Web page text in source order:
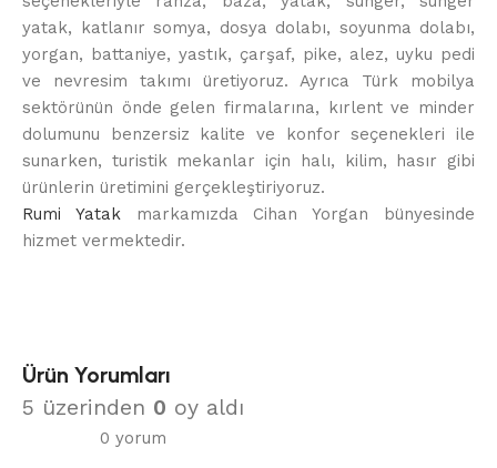
yatak, katlanır somya, dosya dolabı, soyunma dolabı,
yorgan, battaniye, yastık, çarşaf, pike, alez, uyku pedi
ve nevresim takımı üretiyoruz. Ayrıca Türk mobilya
sektörünün önde gelen firmalarına, kırlent ve minder
dolumunu benzersiz kalite ve konfor seçenekleri ile
sunarken, turistik mekanlar için halı, kilim, hasır gibi
ürünlerin üretimini gerçekleştiriyoruz.
Rumi Yatakmarkamızda Cihan Yorgan bünyesinde
hizmet vermektedir.
Ürün Yorumları
5 üzerinden 0 oy aldı
0 yorum